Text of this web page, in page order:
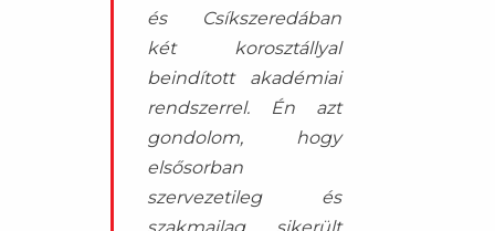
és Csíkszeredában
két korosztállyal
beindított akadémiai
rendszerrel. Én azt
gondolom, hogy
elsősorban
szervezetileg és